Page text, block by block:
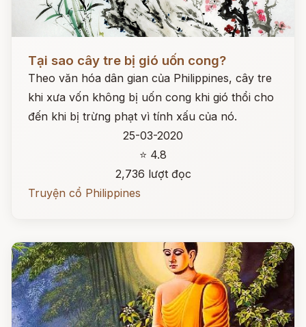
Tại sao cây tre bị gió uốn cong?
Theo văn hóa dân gian của Philippines, cây tre
khi xưa vốn không bị uốn cong khi gió thổi cho
đến khi bị trừng phạt vì tính xấu của nó.
25-03-2020
⭐ 4.8
2,736 lượt đọc
Truyện cổ Philippines